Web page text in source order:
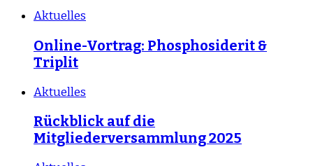
Aktuelles
Online-Vortrag: Phosphosiderit &
Triplit
Aktuelles
Rückblick auf die
Mitgliederversammlung 2025